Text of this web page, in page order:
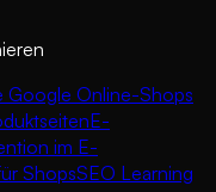
Google Online-Shops
E-
im E-
ShopsSEO Learning